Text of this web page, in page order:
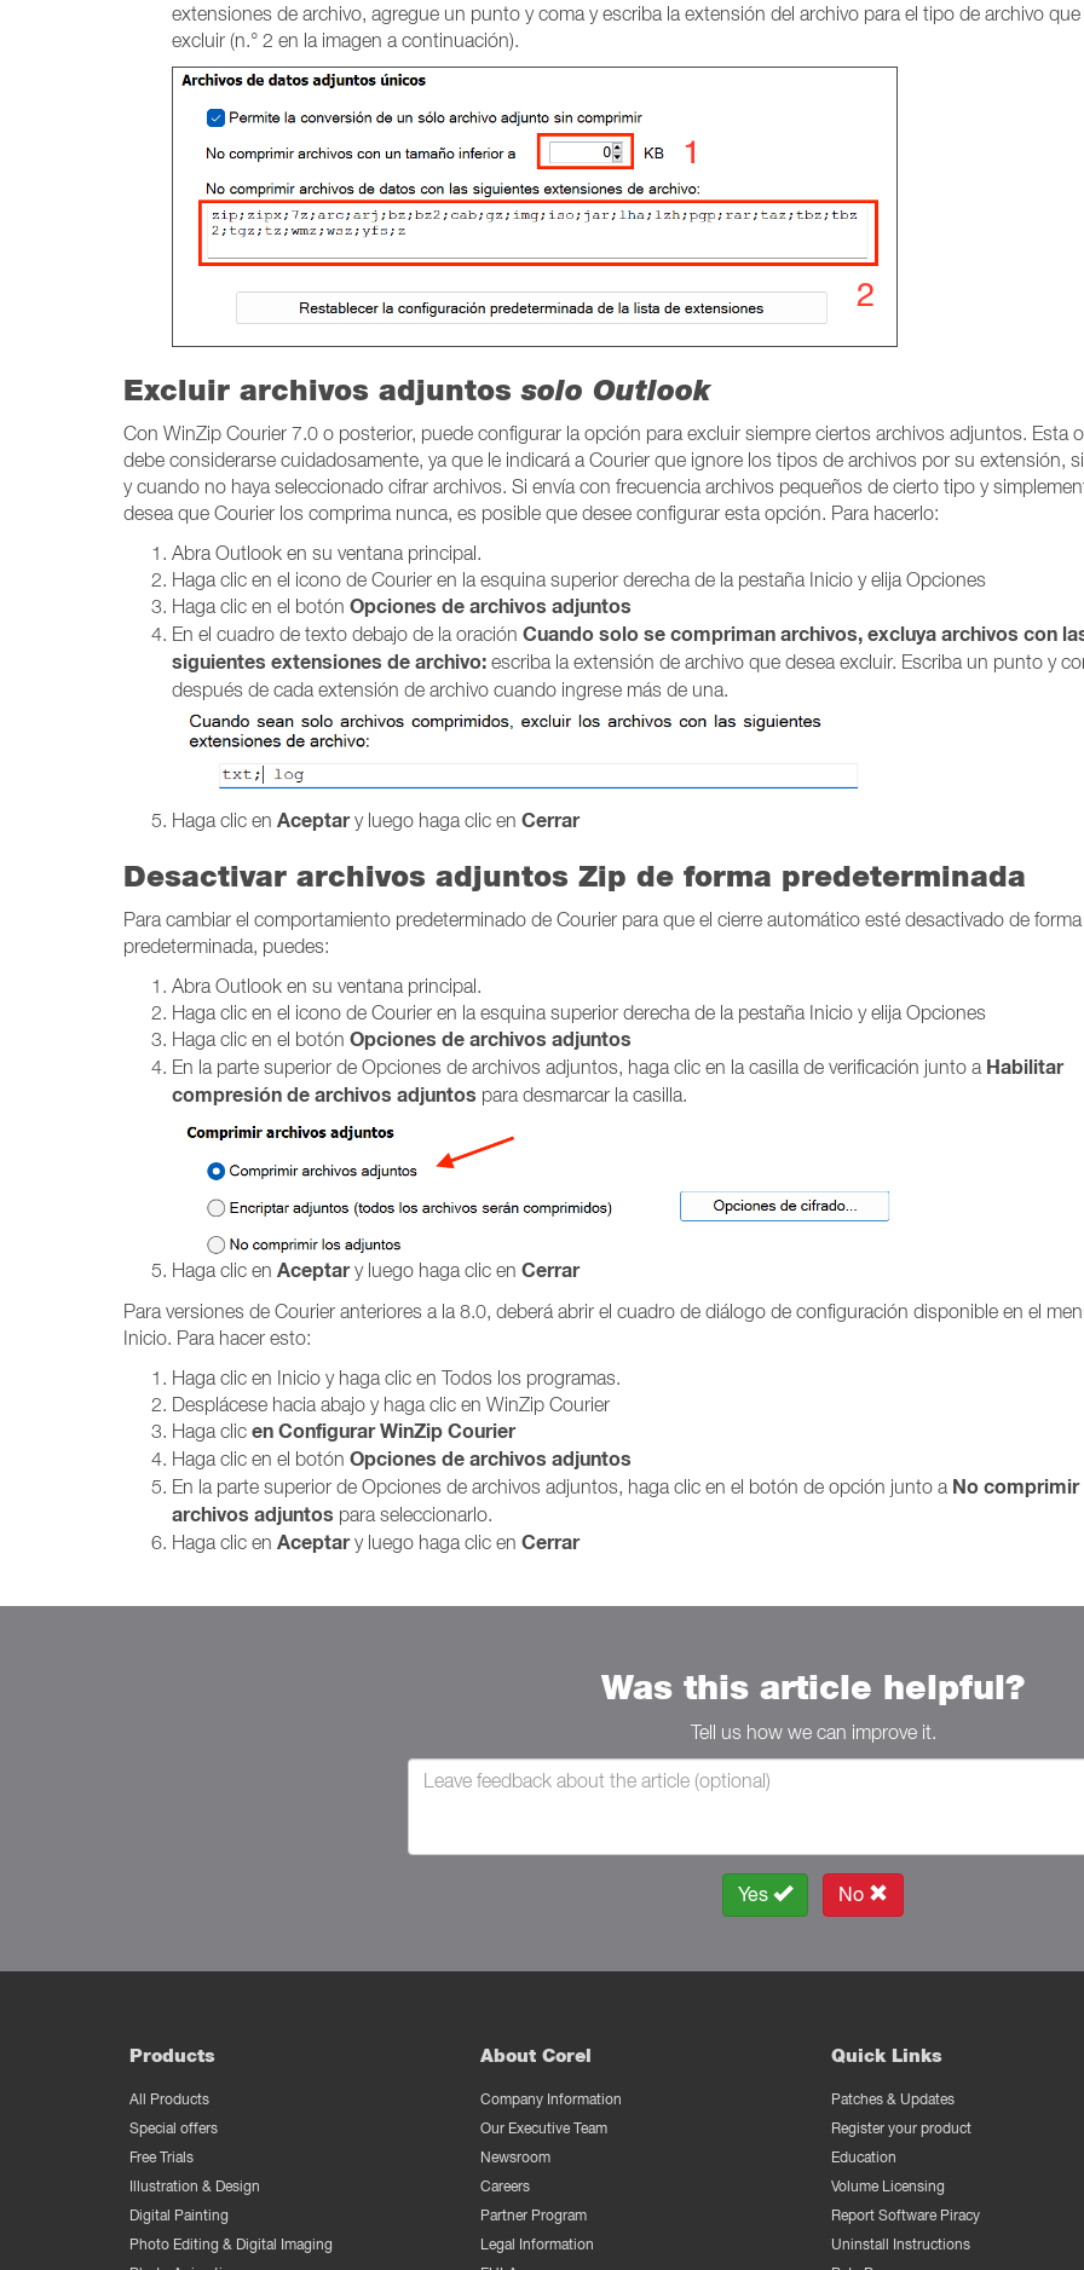
extensiones de archivo, agregue un punto y coma y escriba la extensión del archivo para el tipo de archivo que
excluir (n.° 2 en la imagen a continuación).
Excluir archivos adjuntossolo Outlook
Con WinZip Courier 7.0 o posterior, puede configurar la opción para excluir siempre ciertos archivos adjuntos. Esta
debe considerarse cuidadosamente, ya que le indicará a Courier que ignore los tipos de archivos por su extensión,
y cuando no haya seleccionado cifrar archivos. Si envía con frecuencia archivos pequeños de cierto tipo y
desea que Courier los comprima nunca, es posible que desee configurar esta opción. Para hacerlo:
Abra Outlook en su ventana principal.
Haga clic en el icono de Courier en la esquina superior derecha de la pestaña Inicio y elija Opciones
Haga clic en el botón Opciones de archivos adjuntos
En el cuadro de texto debajo de la oración Cuando solo se compriman archivos, excluya archivos con
siguientes extensiones de archivo: escriba la extensión de archivo que desea excluir. Escriba un punto y
después de cada extensión de archivo cuando ingrese más de una.
Haga clic en Aceptary luego haga clic en Cerrar
Desactivar archivos adjuntos Zip de forma predeterminada
Para cambiar el comportamiento predeterminado de Courier para que el cierre automático esté desactivado de forma
predeterminada, puedes:
Abra Outlook en su ventana principal.
Haga clic en el icono de Courier en la esquina superior derecha de la pestaña Inicio y elija Opciones
Haga clic en el botón Opciones de archivos adjuntos
En la parte superior de Opciones de archivos adjuntos, haga clic en la casilla de verificación junto a Habilitar
compresión de archivos adjuntos para desmarcar la casilla.
Haga clic en Aceptary luego haga clic en Cerrar
Para versiones de Courier anteriores a la 8.0, deberá abrir el cuadro de diálogo de configuración disponible en el
Inicio. Para hacer esto:
Haga clic en Inicio y haga clic en Todos los programas.
Desplácese hacia abajo y haga clic en WinZip Courier
Haga clic en Configurar WinZip Courier
Haga clic en el botón Opciones de archivos adjuntos
En la parte superior de Opciones de archivos adjuntos, haga clic en el botón de opción junto a No comprimir
archivos adjuntos para seleccionarlo.
Haga clic en Aceptary luego haga clic en Cerrar
Was this article helpful?
Tell us how we can improve it.
Yes No
Products
All Products
Special offers
Free Trials
Illustration & Design
Digital Painting
Photo Editing & Digital Imaging
About Corel
Company Information
Our Executive Team
Newsroom
Careers
Partner Program
Legal Information
Quick Links
Patches & Updates
Register your product
Education
Volume Licensing
Report Software Piracy
Uninstall Instructions